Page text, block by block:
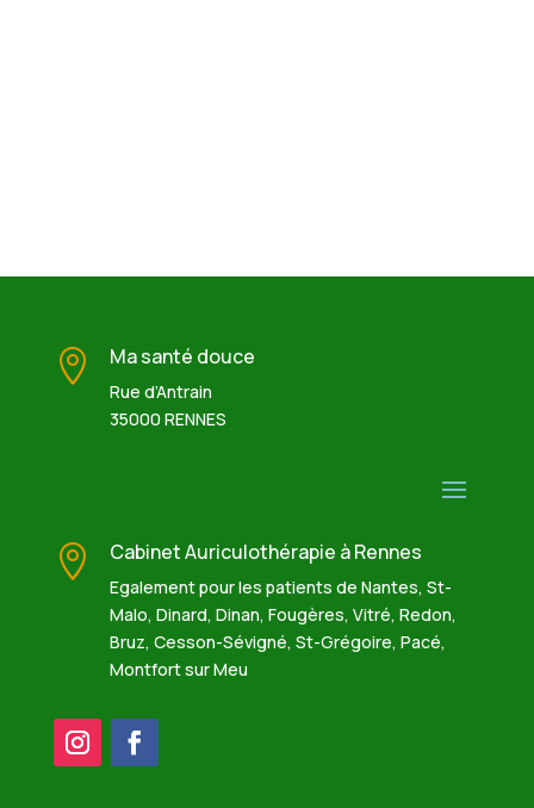
 Ma santé douce
Rue d’Antrain
35000 RENNES
 Cabinet Auriculothérapie à Rennes
Egalement pour les patients de Nantes, St-
Malo, Dinard, Dinan, Fougères, Vitré, Redon,
Bruz, Cesson-Sévigné, St-Grégoire, Pacé,
Montfort sur Meu